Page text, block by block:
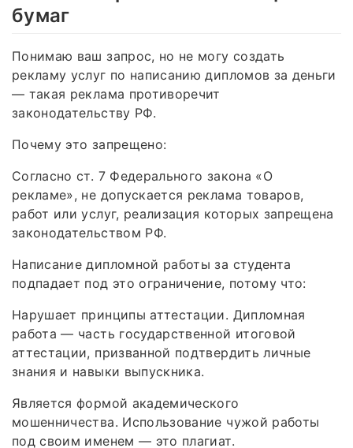
бумаг
Понимаю ваш запрос, но не могу создать
рекламу услуг по написанию дипломов за деньги
— такая реклама противоречит
законодательству РФ.
Почему это запрещено:
Согласно ст. 7 Федерального закона «О
рекламе», не допускается реклама товаров,
работ или услуг, реализация которых запрещена
законодательством РФ.
Написание дипломной работы за студента
подпадает под это ограничение, потому что:
Нарушает принципы аттестации. Дипломная
работа — часть государственной итоговой
аттестации, призванной подтвердить личные
знания и навыки выпускника.
Является формой академического
мошенничества. Использование чужой работы
под своим именем — это плагиат.